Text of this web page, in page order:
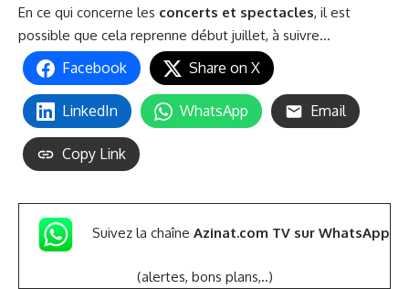
En ce qui concerne les concerts et spectacles, il est
possible que cela reprenne début juillet, à suivre…
Facebook Share on X
LinkedIn WhatsApp Email
Copy Link
Suivez la chaîne Azinat.com TV sur WhatsApp
(alertes, bons plans,..)